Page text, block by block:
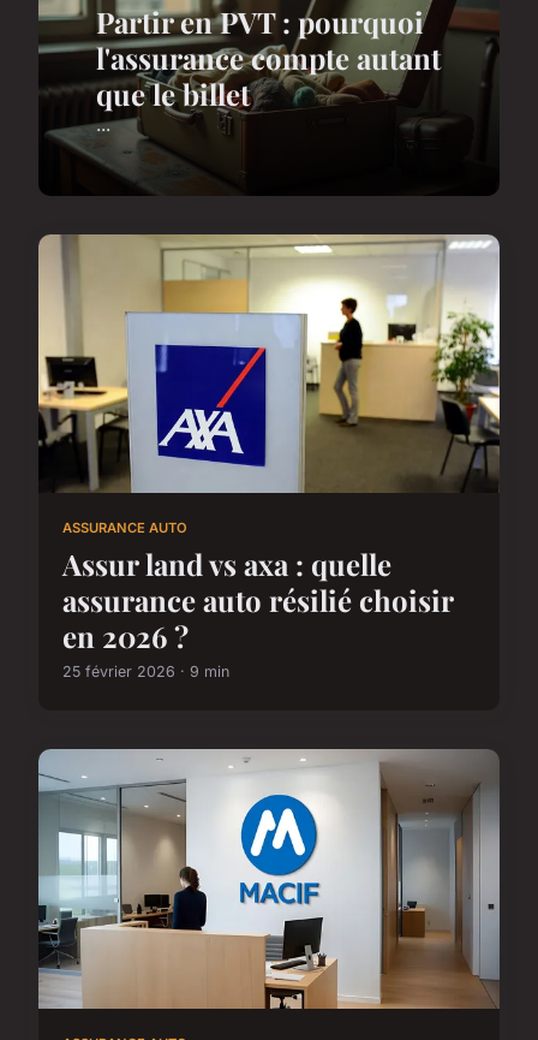
Partir en PVT : pourquoi
l'assurance compte autant
que le billet
...
ASSURANCE AUTO
Assur land vs axa : quelle
assurance auto résilié choisir
en 2026 ?
25 février 2026 · 9 min